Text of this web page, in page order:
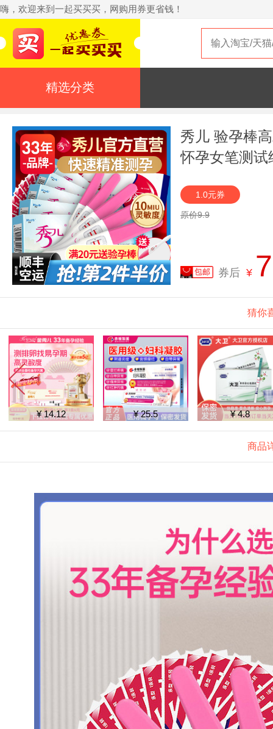
嗨，欢迎来到一起买买买，网购用券更省钱！
精选分类
秀儿 验孕棒
怀孕女笔测试
1.0元券
原价9.9
券后 ¥
猜你
¥ 14.12 ¥ 25.5 ¥ 4.8
商品